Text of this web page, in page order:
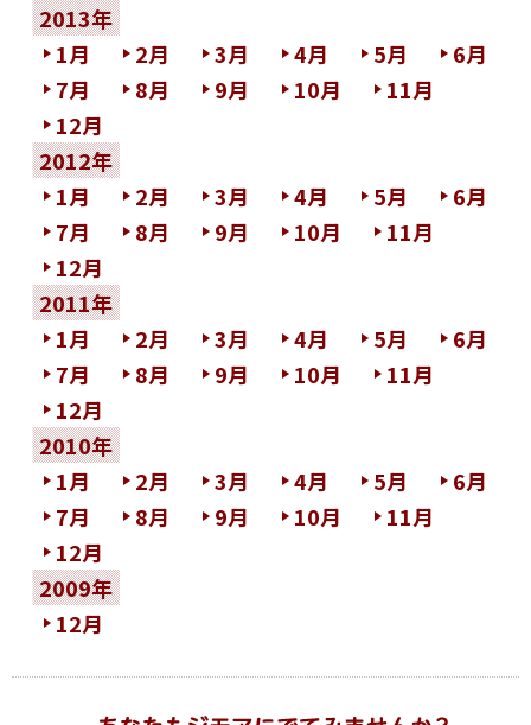
2013年
1月
2月 3月 4月 5月
6月
7月
8月 9月 10月
11月
12月
2012年
1月
2月 3月 4月 5月
6月
7月
8月 9月 10月
11月
12月
2011年
1月
2月 3月 4月 5月
6月
7月
8月 9月 10月
11月
12月
2010年
1月
2月 3月 4月 5月
6月
7月
8月 9月 10月
11月
12月
2009年
12月